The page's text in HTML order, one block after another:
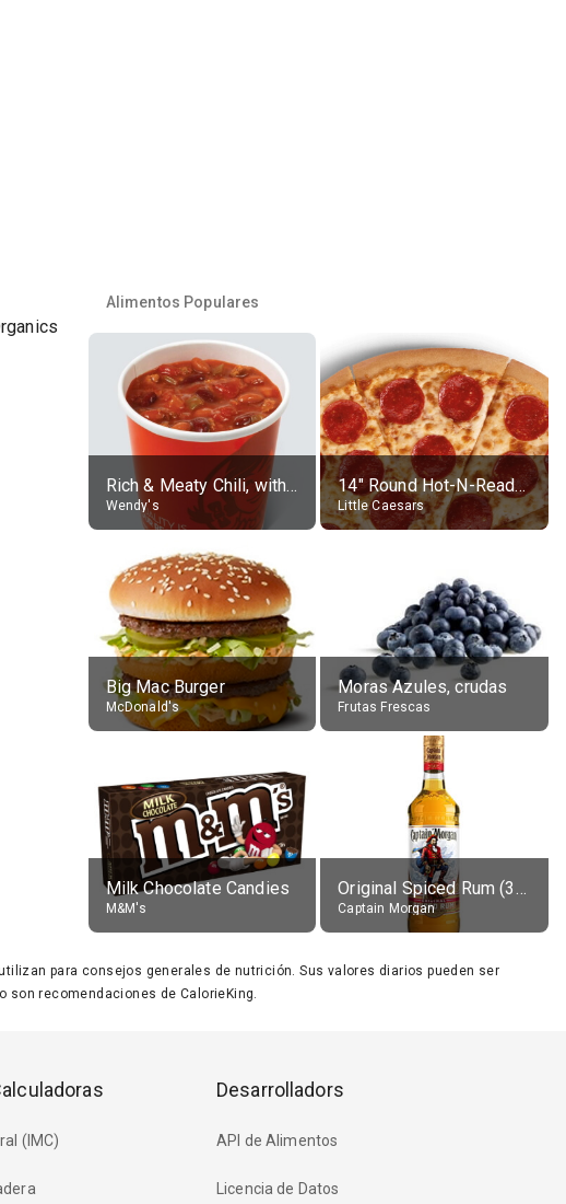
Alimentos Populares
Rich & Meaty Chili, without toppings, large
Wendy's
14" Round Hot-N-Ready Pepperoni Pizza
Little Caesars
Big Mac Burger
McDonald's
Moras Azules, crudas
Frutas Frescas
Milk Chocolate Candies
M&M's
Original Spiced Rum (35% alc.)
Captain Morgan
para consejos generales de nutrición. Sus valores diarios pueden ser
son recomendaciones de CalorieKing.
(IMC)
Desarrolladors
API de Alimentos
Licencia de Datos